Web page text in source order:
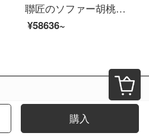
聯匠のソファー胡桃木中国式の木のソファーは布芸のソファーの大きさを取り壊して洗うことができます。
¥58636~
購入